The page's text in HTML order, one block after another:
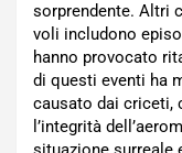
sorprendente. Altri
voli includono
hanno provocato
di questi eventi ha
causato dai criceti,
l’integrità